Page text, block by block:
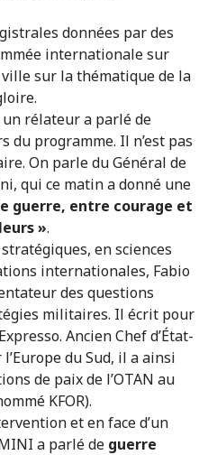
données par des
internationale sur
sur la thématique de la
rélateur a parlé de
du programme. Il n’est pas
On parle du Général de
qui ce matin a donné une
guerre, entre courage et
».
en sciences
internationales, Fabio
des questions
militaires. Il écrit pour
Ancien Chef d’État-
du Sud, il a ainsi
de paix de l’OTAN au
KFOR).
et en face d’un
a parlé de guerre